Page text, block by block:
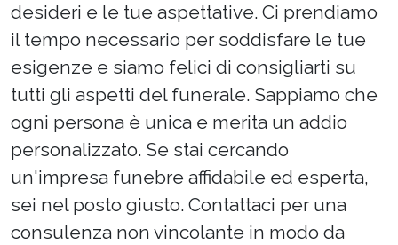
desideri e le tue aspettative. Ci prendiamo
il tempo necessario per soddisfare le tue
esigenze e siamo felici di consigliarti su
tutti gli aspetti del funerale. Sappiamo che
ogni persona è unica e merita un addio
personalizzato. Se stai cercando
un'impresa funebre affidabile ed esperta,
sei nel posto giusto. Contattaci per una
consulenza non vincolante in modo da